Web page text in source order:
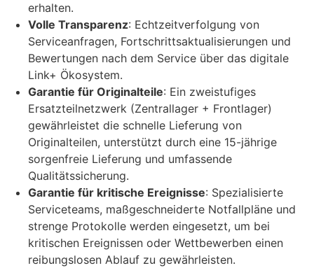
erhalten.
Volle Transparenz: Echtzeitverfolgung von
Serviceanfragen, Fortschrittsaktualisierungen und
Bewertungen nach dem Service über das digitale
Link+ Ökosystem.
Garantie für Originalteile: Ein zweistufiges
Ersatzteilnetzwerk (Zentrallager + Frontlager)
gewährleistet die schnelle Lieferung von
Originalteilen, unterstützt durch eine 15-jährige
sorgenfreie Lieferung und umfassende
Qualitätssicherung.
Garantie für kritische Ereignisse: Spezialisierte
Serviceteams, maßgeschneiderte Notfallpläne und
strenge Protokolle werden eingesetzt, um bei
kritischen Ereignissen oder Wettbewerben einen
reibungslosen Ablauf zu gewährleisten.